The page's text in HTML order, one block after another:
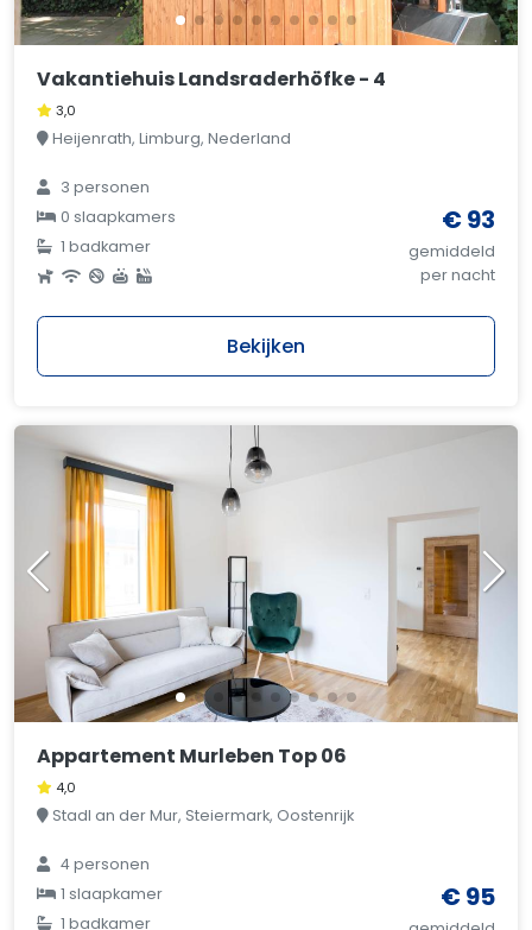
Vakantiehuis Landsraderhöfke - 4
3,0
Heijenrath, Limburg, Nederland
3 personen
0 slaapkamers
1 badkamer
€ 93
gemiddeld
per nacht
Bekijken
Appartement Murleben Top 06
4,0
Stadl an der Mur, Steiermark, Oostenrijk
4 personen
1 slaapkamer
1 badkamer
€ 95